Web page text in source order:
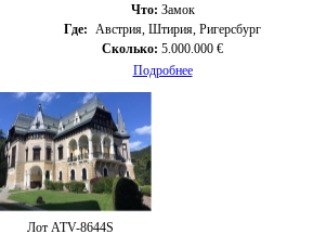
Что: Замок
Где:
Австрия, Штирия, Ригерсбург
Сколько: 5.000.000 €
Подробнее
Лот ATV-8644S